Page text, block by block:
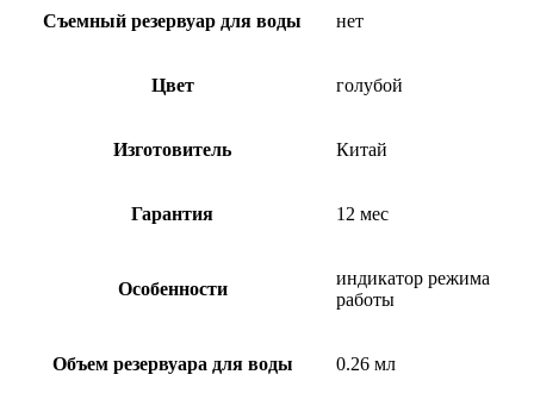
Съемный резервуар для воды нет
Цвет голубой
Изготовитель Китай
Гарантия 12 мес
Особенности
индикатор режима
работы
Объeм резервуара для воды 0.26 мл